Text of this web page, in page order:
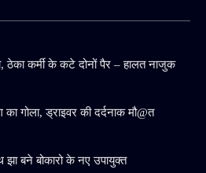
ठेका कर्मी के कटे दोनों पैर – हालत नाजुक
गोला, ड्राइवर की दर्दनाक मौ@त
बने बोकारो के नए उपायुक्त